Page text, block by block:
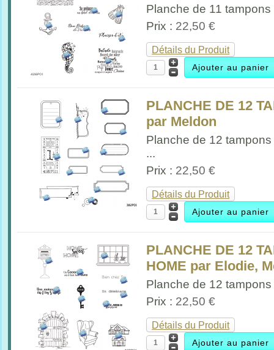
Planche de 11
Prix : 22,50 €
Détails du Produit
PLANCHE DE 12
par Meldon
Planche de 12
...
Prix : 22,50 €
Détails du Produit
PLANCHE DE 12
HOME par Elodie,
Planche de 12
Prix : 22,50 €
Détails du Produit